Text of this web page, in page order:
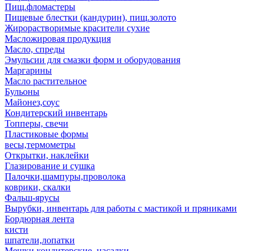
Пищ.фломастеры
Пищевые блестки (кандурин), пищ.золото
Жирорастворимые красители сухие
Масложировая продукция
Масло, спреды
Эмульсии для смазки форм и оборудования
Маргарины
Масло растительное
Бульоны
Майонез,соус
Кондитерский инвентарь
Топперы, свечи
Пластиковые формы
весы,термометры
Открытки, наклейки
Глазирование и сушка
Палочки,шампуры,проволока
коврики, скалки
Фальш-ярусы
Вырубки, инвентарь для работы с мастикой и пряниками
Бордюрная лента
кисти
шпатели,лопатки